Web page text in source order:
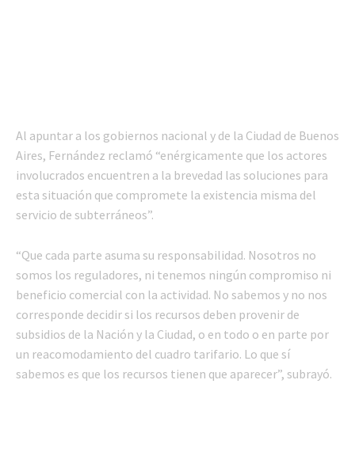
Al apuntar a los gobiernos nacional y de la Ciudad de Buenos
Aires, Fernández reclamó “enérgicamente que los actores
involucrados encuentren a la brevedad las soluciones para
esta situación que compromete la existencia misma del
servicio de subterráneos”.
“Que cada parte asuma su responsabilidad. Nosotros no
somos los reguladores, ni tenemos ningún compromiso ni
beneficio comercial con la actividad. No sabemos y no nos
corresponde decidir si los recursos deben provenir de
subsidios de la Nación y la Ciudad, o en todo o en parte por
un reacomodamiento del cuadro tarifario. Lo que sí
sabemos es que los recursos tienen que aparecer”, subrayó.